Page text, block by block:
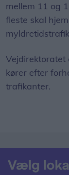
mellem 11 og
fleste skal
Vejdirektoratet
kører efter
trafikanter.